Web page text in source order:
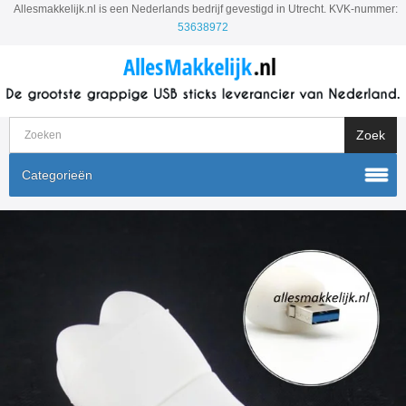
Allesmakkelijk.nl is een Nederlands bedrijf gevestigd in Utrecht. KVK-nummer:
53638972
Categorieën